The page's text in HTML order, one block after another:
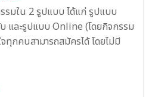
รมใน 2 รูปแบบ ได้แก่ รูปแบบ
และรูปแบบ Online (โดยกิจกรรม
กคนสามารถสมัครได้ โดยไม่มี